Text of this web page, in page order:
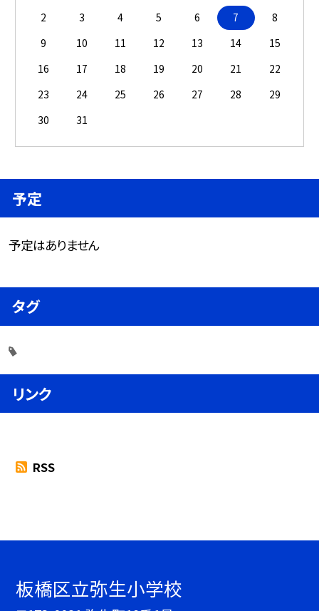
2
3 4 5 6 7
8
9
10 11 12 13 14
15
16
17 18 19 20 21
22
23
24 25 26 27 28
29
30
31
予定
予定はありません
タグ
リンク
RSS
板橋区立弥生小学校